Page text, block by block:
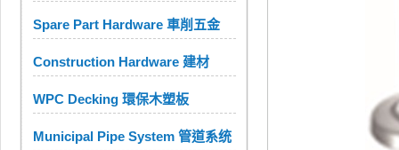
Spare Part Hardware 車削五金
Construction Hardware 建材
WPC Decking 環保木塑板
Municipal Pipe System 管道系统